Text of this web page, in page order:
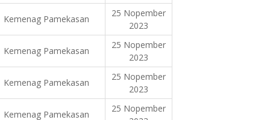
Kemenag Pamekasan
25 Nopember
2023
Kemenag Pamekasan
25 Nopember
2023
Kemenag Pamekasan
25 Nopember
2023
Kemenag Pamekasan
25 Nopember